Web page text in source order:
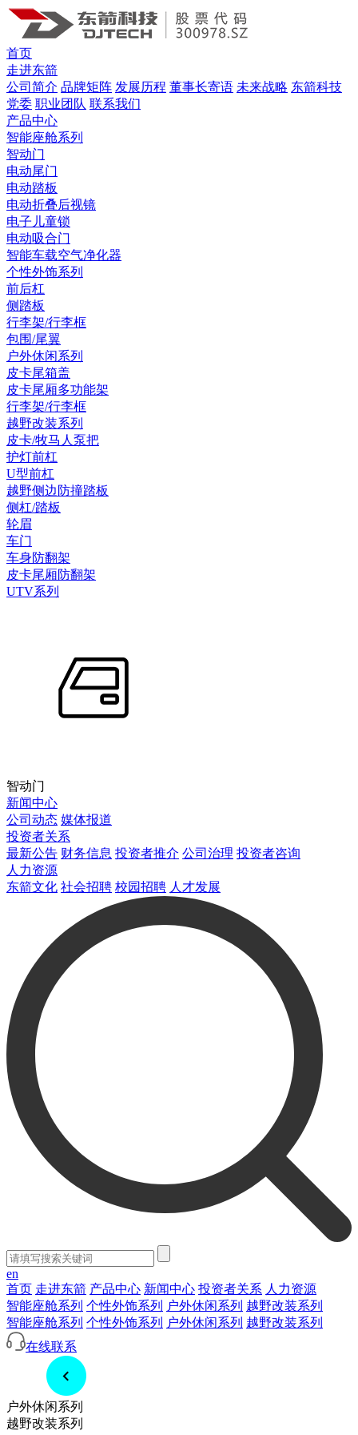
首页
走进东箭
公司简介 品牌矩阵 发展历程 董事长寄语 未来战略 东箭科技
党委 职业团队 联系我们
产品中心
智能座舱系列
智动门
电动尾门
电动踏板
电动折叠后视镜
电子儿童锁
电动吸合门
智能车载空气净化器
个性外饰系列
前后杠
侧踏板
行李架/行李框
包围/尾翼
户外休闲系列
皮卡尾箱盖
皮卡尾厢多功能架
行李架/行李框
越野改装系列
皮卡/牧马人泵把
护灯前杠
U型前杠
越野侧边防撞踏板
侧杠/踏板
轮眉
车门
车身防翻架
皮卡尾厢防翻架
UTV系列
智动门
新闻中心
公司动态 媒体报道
投资者关系
最新公告 财务信息 投资者推介 公司治理 投资者咨询
人力资源
东箭文化 社会招聘 校园招聘 人才发展
en
首页 走进东箭 产品中心 新闻中心 投资者关系 人力资源
智能座舱系列 个性外饰系列 户外休闲系列 越野改装系列
智能座舱系列 个性外饰系列 户外休闲系列 越野改装系列
在线联系
户外休闲系列
越野改装系列